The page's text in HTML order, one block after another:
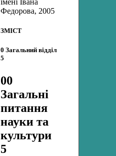
імені Івана
Федорова, 2005
ЗМІСТ
0 Загальний відділ
5
00
Загальні
питання
науки та
культури
5